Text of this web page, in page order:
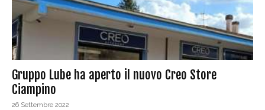
Gruppo Lube ha aperto il nuovo Creo Store
Ciampino
26 Settembre 2022